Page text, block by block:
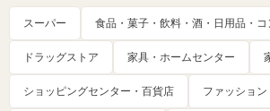
スーパー 食品・菓子・飲料・酒・日用品・コ
ドラッグストア 家具・ホームセンター
ショッピングセンター・百貨店 ファッション